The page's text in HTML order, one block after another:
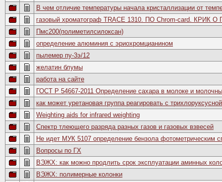
В чем отличие температуры начала кристаллизации от
газовый хроматограф TRACE 1310. ПО Chrom-card. КРИК
Пмс200(полиметилсилоксан)
определение алюминия с эриохромцианином
пылемер пу-3э/12
желатин блумы
работа на сайте
ГОСТ Р 54667-2011 Определение сахара в молоке и
как может уретановая группа реагировать с
Weighting aids for infrared weighting
Спектр тлеющего разряда разных газов и газовых взвесей
Не идет МУК 5107 определение бензола фотометрическим
Вопросы по ГХ
ВЭЖХ: как можно продлить срок эксплуатации аминных
ВЭЖХ: полимерные колонки